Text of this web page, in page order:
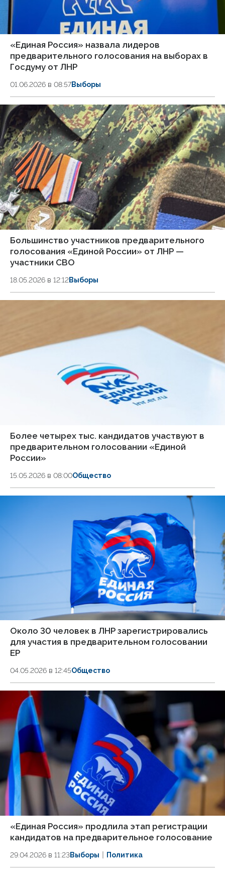
«Единая Россия» назвала лидеров
предварительного голосования на выборах в
Госдуму от ЛНР
01.06.2026 в 08:57Выборы
Большинство участников предварительного
голосования «Единой России» от ЛНР —
участники СВО
18.05.2026 в 12:12Выборы
Более четырех тыс. кандидатов участвуют в
предварительном голосовании «Единой
России»
15.05.2026 в 08:00Общество
Около 30 человек в ЛНР зарегистрировались
для участия в предварительном голосовании
ЕР
04.05.2026 в 12:45Общество
«Единая Россия» продлила этап регистрации
кандидатов на предварительное голосование
29.04.2026 в 11:23Выборы Политика